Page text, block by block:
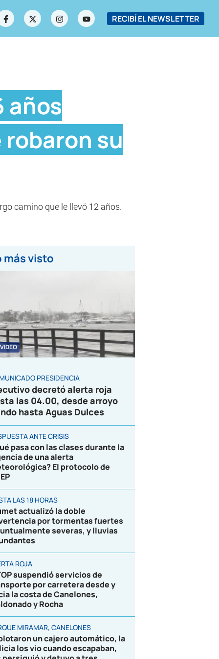
RECIBÍ EL NEWSLETTER
años
su
camino que le llevó 12 años.
más visto
VIDEO
PRESIDENCIA
decretó alerta roja
las 04.00, desde arroyo
hasta Aguas Dulces
ANTE CRISIS
pasa con las clases durante la
de una alerta
El protocolo de
LAS 18 HORAS
actualizó la doble
por tormentas fuertes
severas, y lluvias
ROJA
suspendió servicios de
por carretera desde y
la costa de Canelones,
y Rocha
MIRAMAR, CANELONES
un cajero automático, la
los vio cuando escapaban,